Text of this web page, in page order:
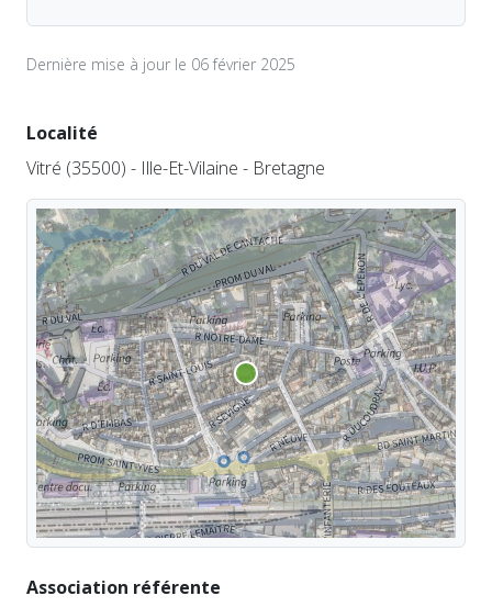
Dernière mise à jour le 06 février 2025
Localité
Vitré (35500) - Ille-Et-Vilaine - Bretagne
Association référente